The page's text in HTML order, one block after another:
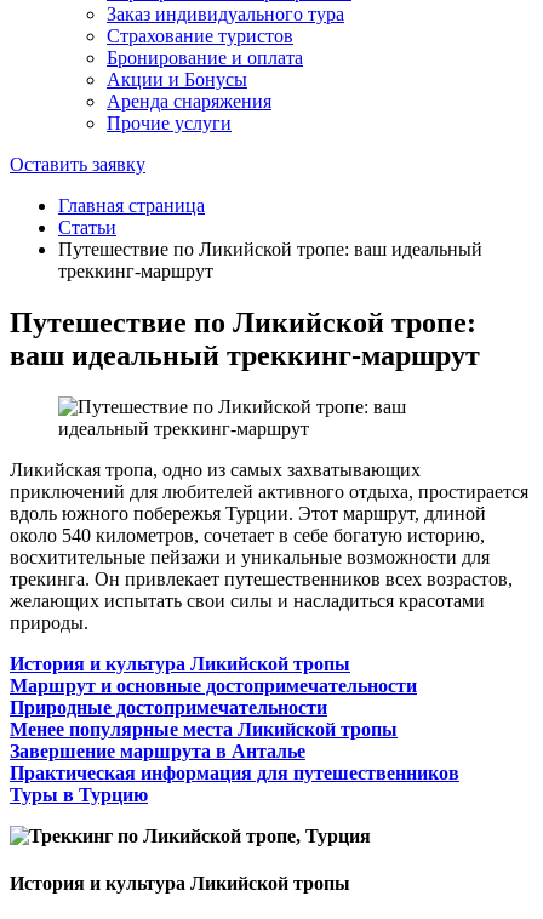
Заказ индивидуального тура
Страхование туристов
Бронирование и оплата
Акции и Бонусы
Аренда снаряжения
Прочие услуги
Оставить заявку
Главная страница
Статьи
Путешествие по Ликийской тропе: ваш идеальный
треккинг-маршрут
Путешествие по Ликийской тропе:
ваш идеальный треккинг-маршрут
Ликийская тропа, одно из самых захватывающих
приключений для любителей активного отдыха, простирается
вдоль южного побережья Турции. Этот маршрут, длиной
около 540 километров, сочетает в себе богатую историю,
восхитительные пейзажи и уникальные возможности для
трекинга. Он привлекает путешественников всех возрастов,
желающих испытать свои силы и насладиться красотами
природы.
История и культура Ликийской тропы
Маршрут и основные достопримечательности
Природные достопримечательности
Менее популярные места Ликийской тропы
Завершение маршрута в Анталье
Практическая информация для путешественников
Туры в Турцию
История и культура Ликийской тропы